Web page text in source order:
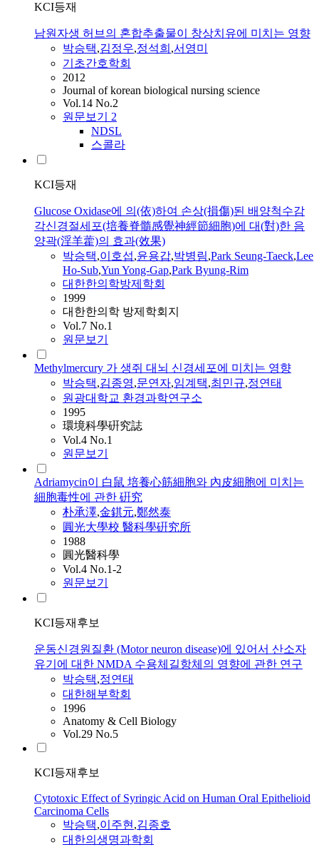
KCI등재
남원자생 허브의 혼합추출물이 창상치유에 미치는 영향
박승택,김정우,정석희 ,서영미
기초간호학회
2012
Journal of korean biological nursing science
Vol.14 No.2
원문보기 2
NDSL
스콜라
KCI등재
Glucose Oxidase에 의(依)하여 손상(損傷)된 배양척수감
각신경절세포(培養脊髓感覺神經節細胞)에 대(對)한 음
양곽(淫羊藿)의 효과(效果)
박승택,이호섭,윤용갑,박병림,Park Seung-Taeck,Lee
Ho-Sub,Yun Yong-Gap,Park Byung-Rim
대한한의학방제학회
1999
대한한의학 방제학회지
Vol.7 No.1
원문보기
Methylmercury 가 생쥐 대뇌 신경세포에 미치는 영향
박승택,김종영,문연자,임계택,최민규,정연태
원광대학교 환경과학연구소
1995
環境科學硏究誌
Vol.4 No.1
원문보기
Adriamycin이 白鼠 培養心筋細胞와 內皮細胞에 미치는
細胞毒性에 관한 硏究
朴承澤,金錤元,鄭然泰
圓光大學校 醫科學硏究所
1988
圓光醫科學
Vol.4 No.1-2
원문보기
KCI등재후보
운동신경원질환 (Motor neuron disease)에 있어서 산소자
유기에 대한 NMDA 수용체길항체의 영향에 관한 연구
박승택,정연태
대한해부학회
1996
Anatomy & Cell Biology
Vol.29 No.5
KCI등재후보
Cytotoxic Effect of Syringic Acid on Human Oral Epithelioid
Carcinoma Cells
박승택,이주현,김종호
대한의생명과학회